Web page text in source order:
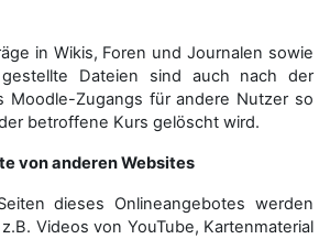
in Wikis, Foren und Journalen sowie
Dateien sind auch nach der
Moodle-Zugangs für andere Nutzer so
betroffene Kurs gelöscht wird.
von anderen Websites
dieses Onlineangebotes werden
Videos von YouTube, Kartenmaterial